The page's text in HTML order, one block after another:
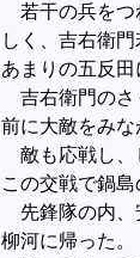
若干の兵をつ
しく、吉右衛
あまりの五反田
吉右衛門のさ
前に大敵をみ
敵も応戦し、
この交戦で鍋
先鋒隊の内、
柳河に帰った。